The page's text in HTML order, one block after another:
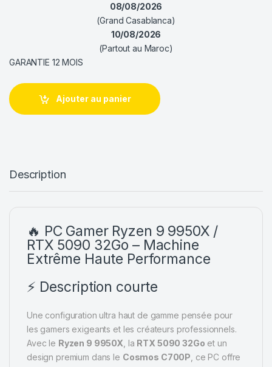
08/08/2026
(Grand Casablanca)
10/08/2026
(Partout au Maroc)
GARANTIE 12 MOIS
Ajouter au panier
Description
🔥 PC Gamer Ryzen 9 9950X /
RTX 5090 32Go – Machine
Extrême Haute Performance
⚡ Description courte
Une configuration ultra haut de gamme pensée pour
les gamers exigeants et les créateurs professionnels.
Avec le Ryzen 9 9950X , la RTX 5090 32Go et un
design premium dans le Cosmos C700P , ce PC offre